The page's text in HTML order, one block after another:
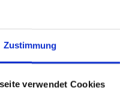
Zustimmung
verwendet Cookies
/ St
IN DEN
5,16